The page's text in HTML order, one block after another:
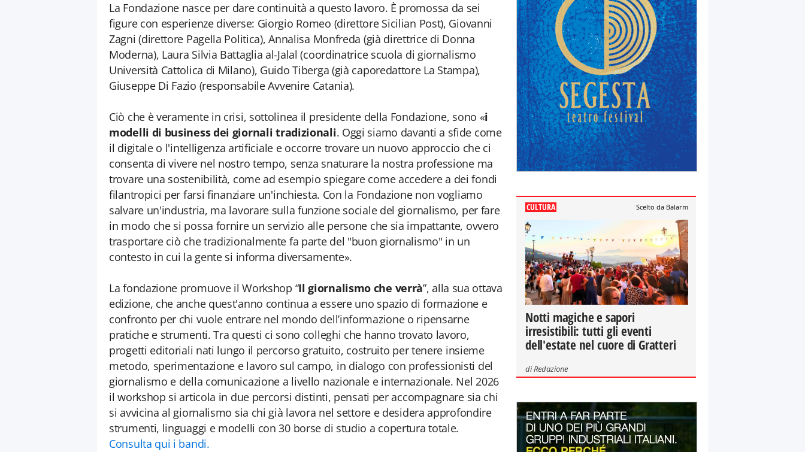
La Fondazione nasce per dare continuità a questo lavoro. È promossa da sei
figure con esperienze diverse: Giorgio Romeo (direttore Sicilian Post), Giovanni
Zagni (direttore Pagella Politica), Annalisa Monfreda (già direttrice di Donna
Moderna), Laura Silvia Battaglia al-Jalal (coordinatrice scuola di giornalismo
Università Cattolica di Milano), Guido Tiberga (già caporedattore La Stampa),
Giuseppe Di Fazio (responsabile Avvenire Catania).
Ciò che è veramente in crisi, sottolinea il presidente della Fondazione, sono «i
modelli di business dei giornali tradizionali. Oggi siamo davanti a sfide come
il digitale o l'intelligenza artificiale e occorre trovare un nuovo approccio che ci
consenta di vivere nel nostro tempo, senza snaturare la nostra professione ma
trovare una sostenibilità, come ad esempio spiegare come accedere a dei fondi
filantropici per farsi finanziare un'inchiesta. Con la Fondazione non vogliamo
salvare un'industria, ma lavorare sulla funzione sociale del giornalismo, per fare
in modo che si possa fornire un servizio alle persone che sia impattante, ovvero
trasportare ciò che tradizionalmente fa parte del "buon giornalismo" in un
contesto in cui la gente si informa diversamente».
La fondazione promuove il Workshop “Il giornalismo che verrà”, alla sua ottava
edizione, che anche quest'anno continua a essere uno spazio di formazione e
confronto per chi vuole entrare nel mondo dell’informazione o ripensarne
pratiche e strumenti. Tra questi ci sono colleghi che hanno trovato lavoro,
progetti editoriali nati lungo il percorso gratuito, costruito per tenere insieme
metodo, sperimentazione e lavoro sul campo, in dialogo con professionisti del
giornalismo e della comunicazione a livello nazionale e internazionale. Nel 2026
il workshop si articola in due percorsi distinti, pensati per accompagnare sia chi
si avvicina al giornalismo sia chi già lavora nel settore e desidera approfondire
strumenti, linguaggi e modelli con 30 borse di studio a copertura totale.
Consulta qui i bandi.
CULTURA Scelto da Balarm
Notti magiche e sapori
irresistibili: tutti gli eventi
dell'estate nel cuore di Gratteri
diRedazione